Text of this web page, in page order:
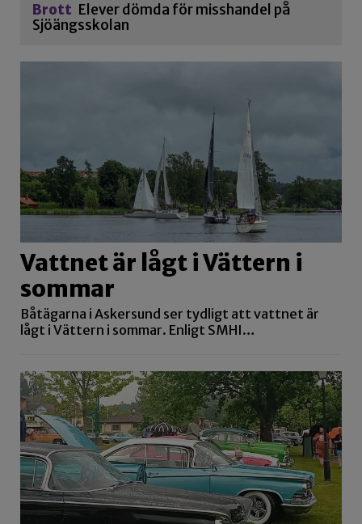
Brott Elever dömda för misshandel på
Sjöängsskolan
Vattnet är lågt i Vättern i
sommar
Båtägarna i Askersund ser tydligt att vattnet är
lågt i Vättern i sommar. Enligt SMHI…